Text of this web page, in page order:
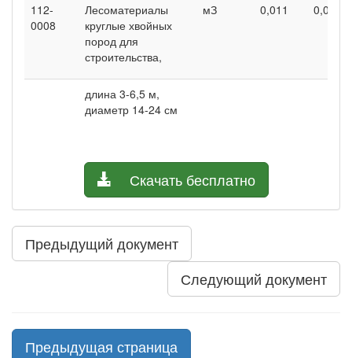
112-
0008
Лесоматериалы
круглые хвойных
пород для
строительства,
мЗ 0,011 0,011
длина 3-6,5 м,
диаметр 14-24 см
Скачать бесплатно
Предыдущий документ
Следующий документ
Предыдущая страница